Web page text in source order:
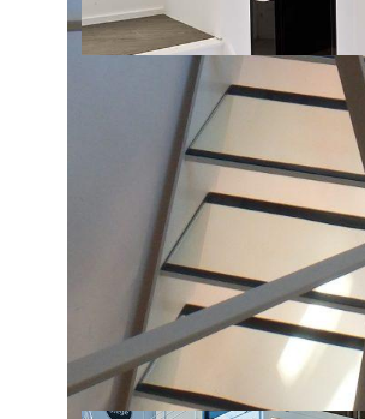
ONZE VERNIEUWDE
Kom zeker een kijkje nemen in de
toonzaal of krijg nu al een voorproefje
hand van deze...